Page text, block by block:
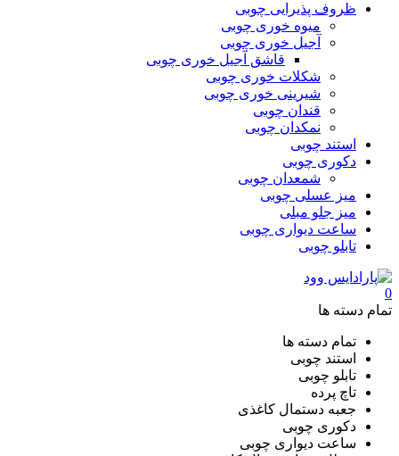
ظروف پذیرایی چوبی
میوه خوری چوبی
آجیل خوری چوبی
قاشق آجیل خوری چوبی
شکلات خوری چوبی
شیرینی خوری چوبی
قندان چوبی
نمکدان چوبی
استند چوبی
دکوری چوبی
شمعدان چوبی
میز عسلی چوبی
میز جلو مبلی
ساعت دیواری چوبی
تابلو چوبی
0
تمام دسته ها
تمام دسته ها
استند چوبی
تابلو چوبی
تاچ پرده
جعبه دستمال کاغذی
دکوری چوبی
ساعت دیواری چوبی